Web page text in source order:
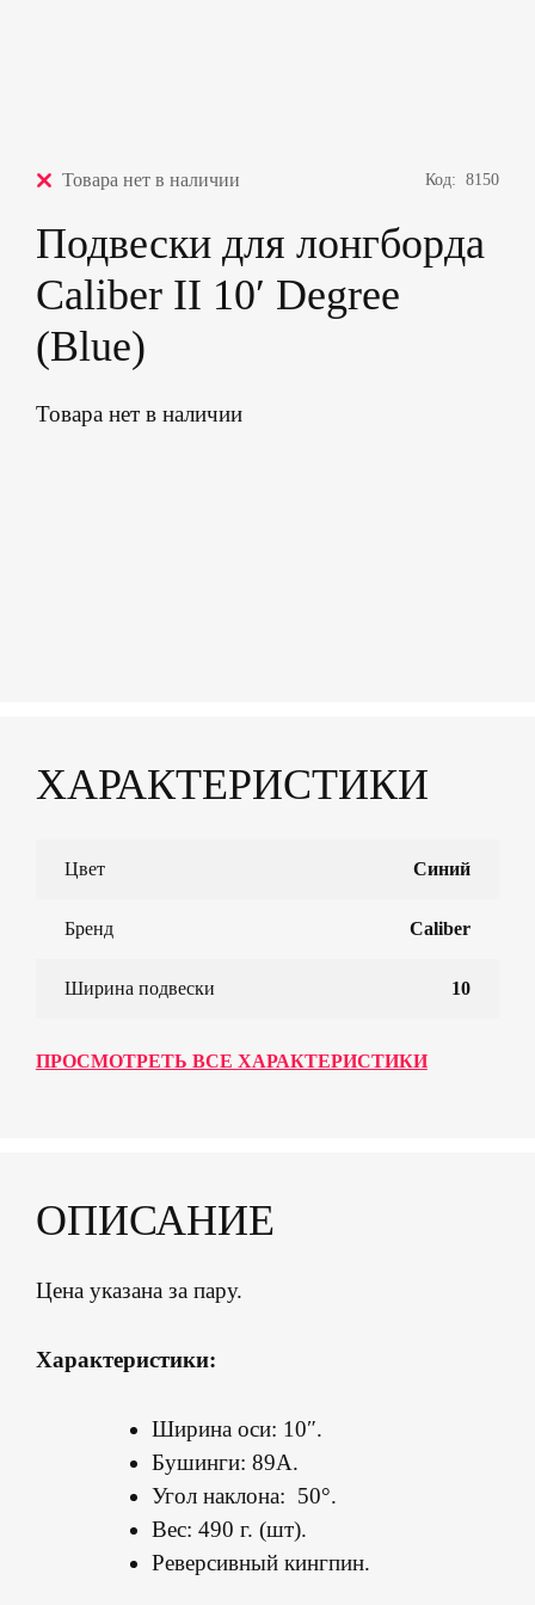
Товара нет в наличии Код:8150
Подвески для лонгборда
Caliber II 10′ Degree
(Blue)
Товара нет в наличии
ХАРАКТЕРИСТИКИ
Цвет Синий
Бренд Caliber
Ширина подвески 10
ПРОСМОТРЕТЬ ВСЕ ХАРАКТЕРИСТИКИ
ОПИСАНИЕ
Цена указана за пару.
Характеристики:
Ширина оси: 10″.
Бушинги: 89А.
Угол наклона: 50°.
Вес: 490 г. (шт).
Реверсивный кингпин.